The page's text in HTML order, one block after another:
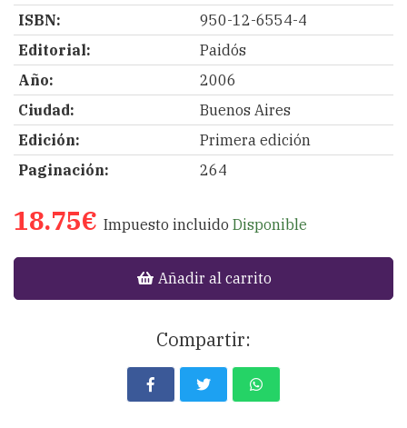
ISBN:
950-12-6554-4
Editorial:
Paidós
Año:
2006
Ciudad:
Buenos Aires
Edición:
Primera edición
Paginación:
264
18.75€ Impuesto incluido Disponible
Añadir al carrito
Compartir: